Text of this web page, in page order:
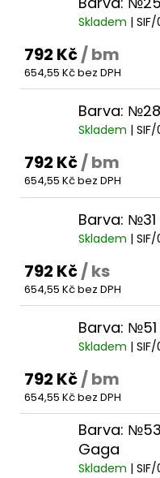
Skladem |
792 Kč/ bm
654,55 Kč bez DPH
Barva:
Skladem |
792 Kč/ bm
654,55 Kč bez DPH
Barva:
Skladem |
792 Kč/ ks
654,55 Kč bez DPH
Barva:
Skladem |
792 Kč/ bm
654,55 Kč bez DPH
Barva:
Gaga
Skladem |